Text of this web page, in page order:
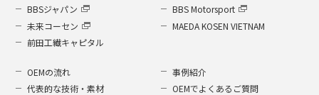
BBSジャパン
BBS Motorsport
未来コーセン
MAEDA KOSEN VIETNAM
前田工繊キャピタル
OEMの流れ
事例紹介
代表的な技術・素材
OEMでよくあるご質問